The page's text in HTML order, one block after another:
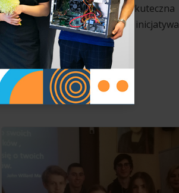
„Twoje dane - twoja sprawa. Skuteczna
ochrona danych osobowych – inicjatywa
skierowana do uczniów i n [...]
Czytaj dalej